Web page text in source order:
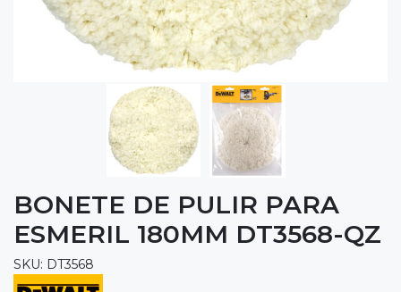
BONETE DE PULIR PARA
ESMERIL 180MM DT3568-QZ
SKU: DT3568